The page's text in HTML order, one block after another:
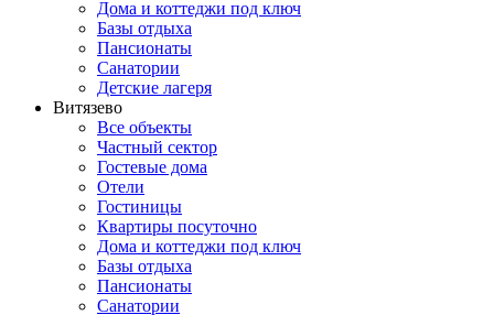
Дома и коттеджи под ключ
Базы отдыха
Пансионаты
Санатории
Детские лагеря
Витязево
Все объекты
Частный сектор
Гостевые дома
Отели
Гостиницы
Квартиры посуточно
Дома и коттеджи под ключ
Базы отдыха
Пансионаты
Санатории